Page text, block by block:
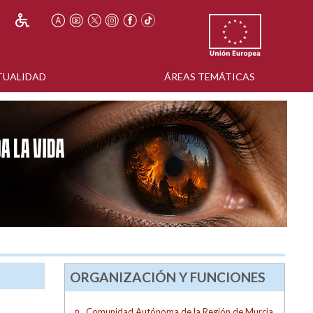
ÁREAS TEMÁTICAS
ORGANIZACIÓN Y FUNCIONES